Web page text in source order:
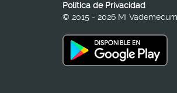
Política de Privacidad
© 2015 - 2026 Mi